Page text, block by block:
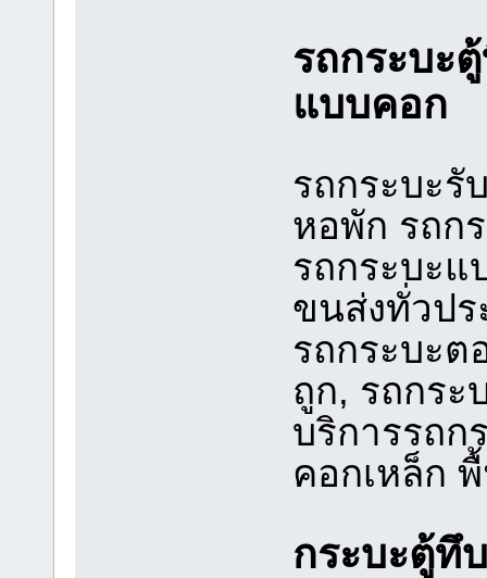
รถกระบะ
แบบคอก
รถกระบะรั
หอพัก รถก
รถกระบะแ
ขนส่งทั่วปร
รถกระบะต
ถูก, รถกระ
บริการรถก
คอกเหล็ก
กระบะตู้ทึ